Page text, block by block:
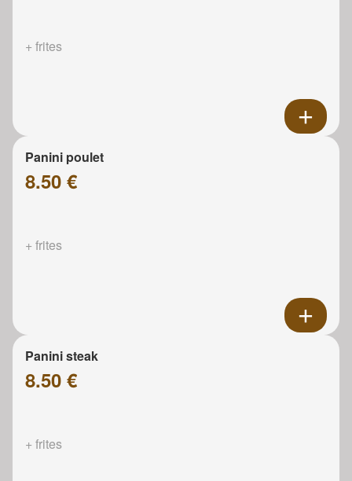
+ frites
Panini poulet
8.50 €
+ frites
Panini steak
8.50 €
+ frites